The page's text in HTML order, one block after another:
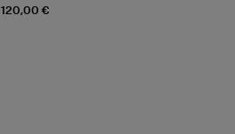
120,00 €